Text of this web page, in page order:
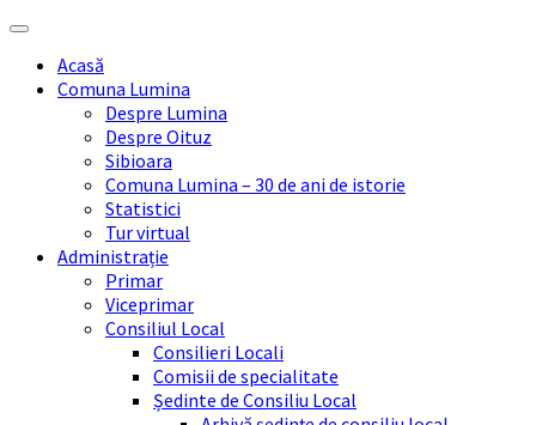
Skip
content
Skip
sidebar
Skip
right
sidebar
Skip
footerAcasă
Comuna Lumina
Despre Lumina
Despre Oituz
Sibioara
Comuna Lumina – 30 de ani de istorie
Statistici
Tur virtual
Administrație
Primar
Viceprimar
Consiliul Local
Consilieri Locali
Comisii de specialitate
Ședinte de Consiliu Local